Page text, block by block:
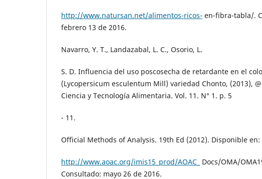
http://www.natursan.net/alimentos-ricos- en-fibra-tabla/.
febrero 13 de 2016.
Navarro, Y. T., Landazabal, L. C., Osorio, L.
S. D. Influencia del uso poscosecha de retardante en el
(Lycopersicum esculentum Mill) variedad Chonto, (2013),
Ciencia y Tecnología Alimentaria. Vol. 11. N° 1. p. 5
- 11.
Official Methods of Analysis. 19th Ed (2012). Disponible en:
http://www.aoac.org/imis15_prod/AOAC_ Docs/OMA/
Consultado: mayo 26 de 2016.